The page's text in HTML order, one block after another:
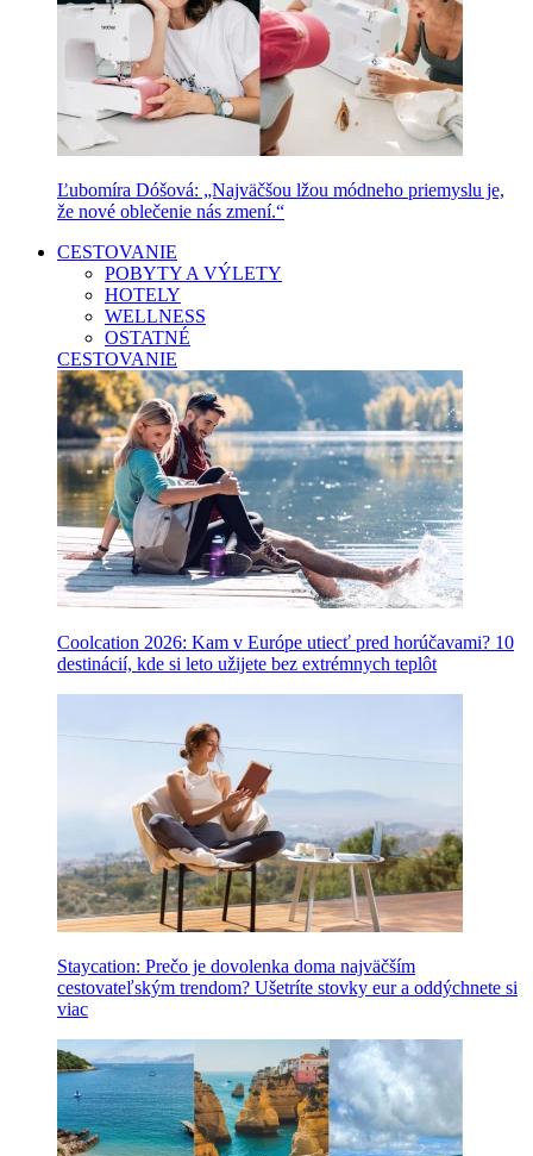
Ľubomíra Dóšová: „Najväčšou lžou módneho priemyslu je,
že nové oblečenie nás zmení.“
CESTOVANIE
POBYTY A VÝLETY
HOTELY
WELLNESS
OSTATNÉ
CESTOVANIE
Coolcation 2026: Kam v Európe utiecť pred horúčavami? 10
destinácií, kde si leto užijete bez extrémnych teplôt
Staycation: Prečo je dovolenka doma najväčším
cestovateľským trendom? Ušetríte stovky eur a oddýchnete si
viac